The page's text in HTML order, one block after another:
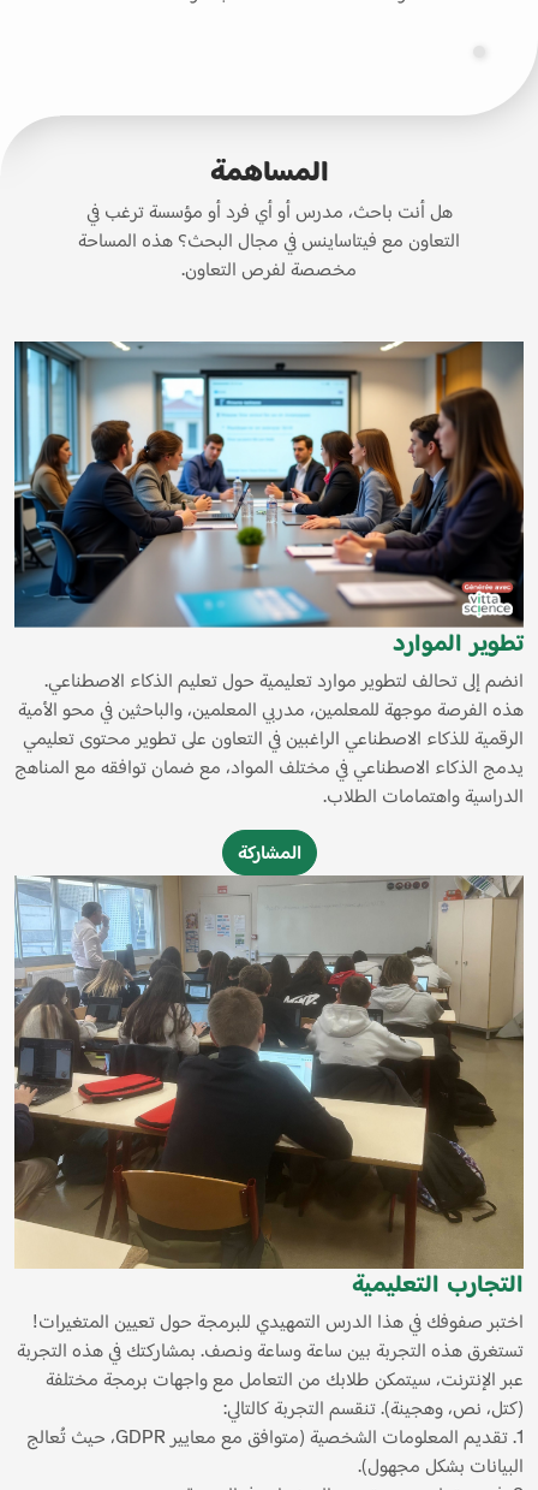
المساهمة
هل أنت باحث، مدرس أو أي فرد أو مؤسسة ترغب في
التعاون مع فيتاساينس في مجال البحث؟ هذه المساحة
مخصصة لفرص التعاون.
تطوير الموارد
انضم إلى تحالف لتطوير موارد تعليمية حول تعليم الذكاء الاصطناعي.
هذه الفرصة موجهة للمعلمين، مدربي المعلمين، والباحثين في محو الأمية
الرقمية للذكاء الاصطناعي الراغبين في التعاون على تطوير محتوى تعليمي
يدمج الذكاء الاصطناعي في مختلف المواد، مع ضمان توافقه مع المناهج
الدراسية واهتمامات الطلاب.
المشاركة
التجارب التعليمية
اختبر صفوفك في هذا الدرس التمهيدي للبرمجة حول تعيين المتغيرات!
تستغرق هذه التجربة بين ساعة وساعة ونصف. بمشاركتك في هذه التجربة
عبر الإنترنت، سيتمكن طلابك من التعامل مع واجهات برمجة مختلفة
(كتل، نص، وهجينة). تنقسم التجربة كالتالي:
1. تقديم المعلومات الشخصية (متوافق مع معايير GDPR، حيث تُعالج
البيانات بشكل مجهول).